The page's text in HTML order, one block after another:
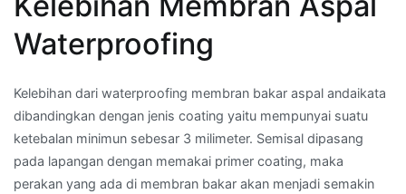
Waterproofing
Kelebihan dari waterproofing membran bakar aspal andaikata
dibandingkan dengan jenis coating yaitu mempunyai suatu
ketebalan minimun sebesar 3 milimeter. Semisal dipasang
pada lapangan dengan memakai primer coating, maka
perakan yang ada di membran bakar akan menjadi semakin